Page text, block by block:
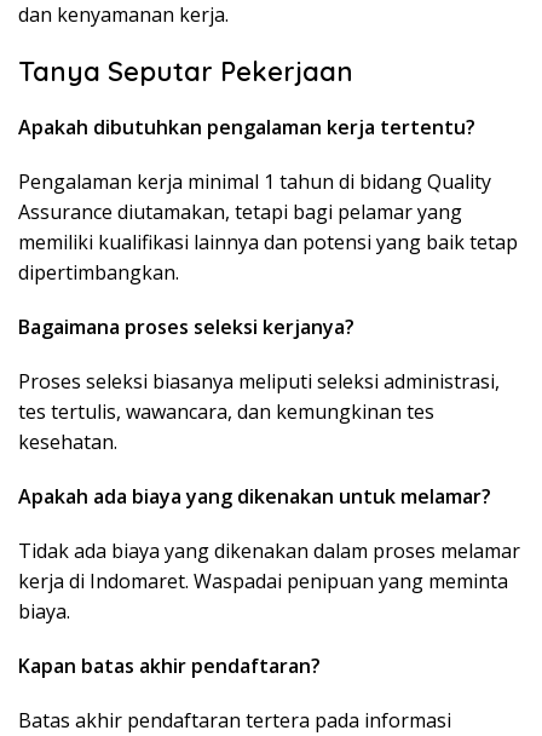
dan kenyamanan kerja.
Tanya Seputar Pekerjaan
Apakah dibutuhkan pengalaman kerja tertentu?
Pengalaman kerja minimal 1 tahun di bidang Quality
Assurance diutamakan, tetapi bagi pelamar yang
memiliki kualifikasi lainnya dan potensi yang baik tetap
dipertimbangkan.
Bagaimana proses seleksi kerjanya?
Proses seleksi biasanya meliputi seleksi administrasi,
tes tertulis, wawancara, dan kemungkinan tes
kesehatan.
Apakah ada biaya yang dikenakan untuk melamar?
Tidak ada biaya yang dikenakan dalam proses melamar
kerja di Indomaret. Waspadai penipuan yang meminta
biaya.
Kapan batas akhir pendaftaran?
Batas akhir pendaftaran tertera pada informasi